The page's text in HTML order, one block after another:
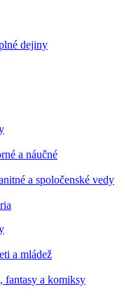
dejiny
a náučné
a spoločenské vedy
a mládež
fantasy a komiksy